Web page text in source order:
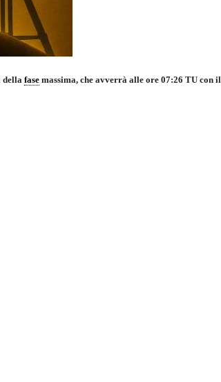
della fasemassima, che avverrà alle ore 07:26 TU con il